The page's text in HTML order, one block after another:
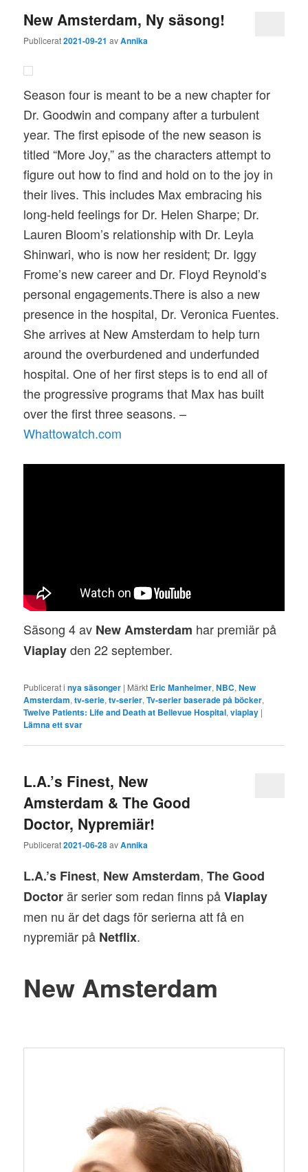
New Amsterdam, Ny säsong!
Publicerat2021-09-21 avAnnika
Season four is meant to be a new chapter for
Dr. Goodwin and company after a turbulent
year. The first episode of the new season is
titled “More Joy,” as the characters attempt to
figure out how to find and hold on to the joy in
their lives. This includes Max embracing his
long-held feelings for Dr. Helen Sharpe; Dr.
Lauren Bloom’s relationship with Dr. Leyla
Shinwari, who is now her resident; Dr. Iggy
Frome’s new career and Dr. Floyd Reynold’s
personal engagements.There is also a new
presence in the hospital, Dr. Veronica Fuentes.
She arrives at New Amsterdam to help turn
around the overburdened and underfunded
hospital. One of her first steps is to end all of
the progressive programs that Max has built
over the first three seasons. –
Whattowatch.com
Säsong 4 av New Amsterdam har premiär på
Viaplayden 22 september.
Publicerat i nya säsonger | Märkt Eric Manheimer,NBC,New
Amsterdam,tv-serie,tv-serier,Tv-serier baserade på böcker,
Twelve Patients: Life and Death at Bellevue Hospital,viaplay |
Lämna ett svar
L.A.’s Finest, New
Amsterdam & The Good
Doctor, Nypremiär!
Publicerat2021-06-28avAnnika
L.A.’s Finest, New Amsterdam,The Good
Doctorär serier som redan finns påViaplay
men nu är det dags för serierna att få en
nypremiär på Netflix.
New Amsterdam